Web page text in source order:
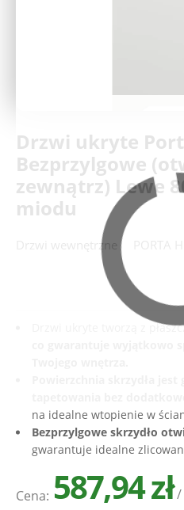
Drzwi ukryte
Bezprzylgowe
zewnątrz) Lewe
miodu
Drzwi wewnętrzne
Drzwi ukryte tworzą z
na idealne wtopienie w
Bezprzylgowe skrzydło
gwarantuje idealne
Cena: 587,94 zł/